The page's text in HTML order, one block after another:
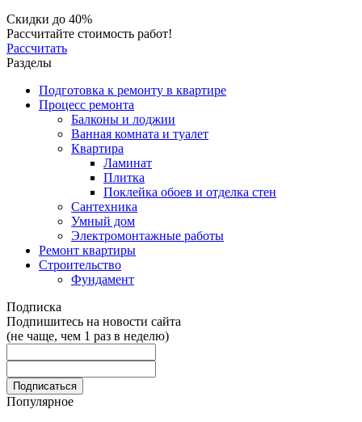
Скидки до 40%
Рассчитайте стоимость работ!
Рассчитать
Разделы
Подготовка к ремонту в квартире
Процесс ремонта
Балконы и лоджии
Ванная комната и туалет
Квартира
Ламинат
Плитка
Поклейка обоев и отделка стен
Сантехника
Умный дом
Электромонтажные работы
Ремонт квартиры
Строительство
Фундамент
Подписка
Подпишитесь на новости сайта
(не чаще, чем 1 раз в неделю)
Популярное